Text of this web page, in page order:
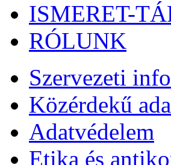
ISMERET-
RÓLUNK
Szervezeti
Közérdekű
Adatvédelem
Etika és